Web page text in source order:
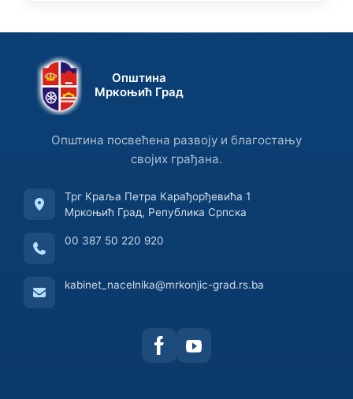
Општина
Мркоњић Град
Општина посвећена развоју и благостању
својих грађана.
Трг Краља Петра Карађорђевића 1
Мркоњић Град, Република Српска
00 387 50 220 920
kabinet_nacelnika@mrkonjic-grad.rs.ba